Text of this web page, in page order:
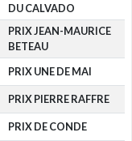
DU CALVADO
PRIX JEAN-MAURICE
BETEAU
PRIX UNE DE MAI
PRIX PIERRE RAFFRE
PRIX DE CONDE